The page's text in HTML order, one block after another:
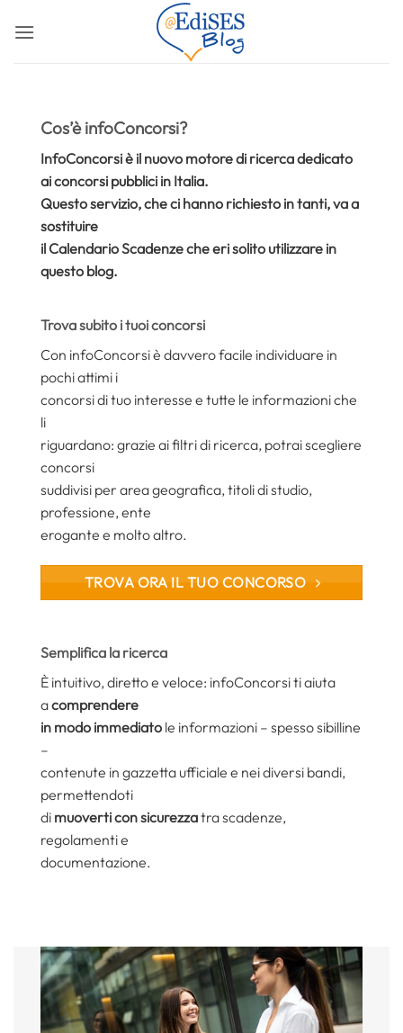
Cos’è infoConcorsi?
InfoConcorsi è il nuovo motore di ricerca dedicato
ai concorsi pubblici in Italia.
Questo servizio, che ci hanno richiesto in tanti, va a
sostituire
il Calendario Scadenze che eri solito utilizzare in
questo blog.
Trova subito i tuoi concorsi
Con infoConcorsi è davvero facile individuare in
pochi attimi i
concorsi di tuo interesse e tutte le informazioni che
li
riguardano: grazie ai filtri di ricerca, potrai scegliere
concorsi
suddivisi per area geografica, titoli di studio,
professione, ente
erogante e molto altro.
TROVA ORA IL TUO CONCORSO
Semplifica la ricerca
È intuitivo, diretto e veloce: infoConcorsi ti aiuta
acomprendere
in modo immediato le informazioni – spesso sibilline
–
contenute in gazzetta ufficiale e nei diversi bandi,
permettendoti
di muoverti con sicurezzatra scadenze,
regolamenti e
documentazione.